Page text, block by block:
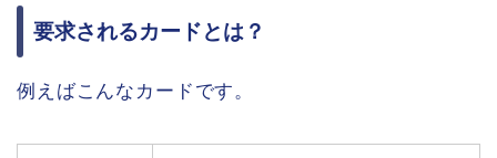
要求されるカードとは？
例えばこんなカードです。